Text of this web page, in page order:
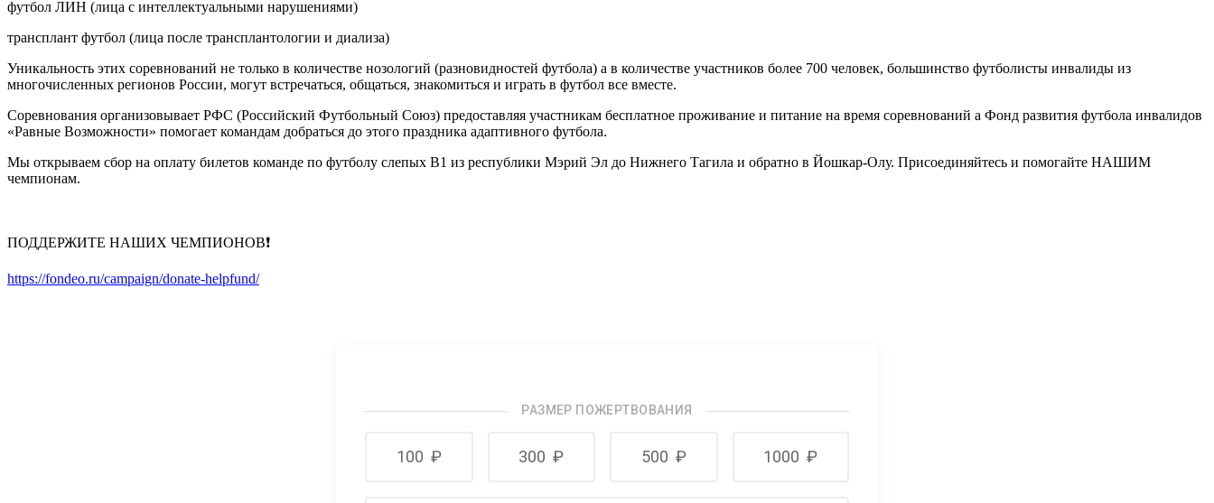
футбол ЛИН (лица с интеллектуальными нарушениями)
трансплант футбол (лица после трансплантологии и диализа)
Уникальность этих соревнований не только в количестве нозологий (разновидностей футбола) а в количестве участников более 700 человек, большинство футболисты инвалиды из
многочисленных регионов России, могут встречаться, общаться, знакомиться и играть в футбол все вместе.
Соревнования организовывает РФС (Российский Футбольный Союз) предоставляя участникам бесплатное проживание и питание на время соревнований а Фонд развития футбола инвалидов
«Равные Возможности» помогает командам добраться до этого праздника адаптивного футбола.
Мы открываем сбор на оплату билетов команде по футболу слепых В1 из республики Мэрий Эл до Нижнего Тагила и обратно в Йошкар-Олу. Присоединяйтесь и помогайте НАШИМ
чемпионам.
ПОДДЕРЖИТЕ НАШИХ ЧЕМПИОНОВ❗️
https://fondeo.ru/campaign/donate-helpfund/
РАЗМЕР ПОЖЕРТВОВАНИЯ
100 ₽ 300 ₽ 500 ₽ 1000 ₽